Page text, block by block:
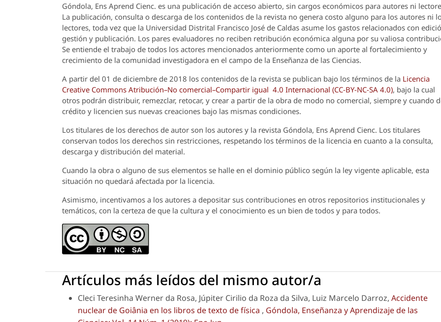
Góndola, Ens Aprend Cienc. es una publicación de acceso abierto, sin cargos económicos para autores ni
La publicación, consulta o descarga de los contenidos de la revista no genera costo alguno para los autores ni
lectores, toda vez que la Universidad Distrital Francisco José de Caldas asume los gastos relacionados con
gestión y publicación. Los pares evaluadores no reciben retribución económica alguna por su valiosa
Se entiende el trabajo de todos los actores mencionados anteriormente como un aporte al fortalecimiento y
crecimiento de la comunidad investigadora en el campo de la Enseñanza de las Ciencias.
A partir del 01 de diciembre de 2018 los contenidos de la revista se publican bajo los términos de la Licencia
Creative Commons Atribución–No comercial–Compartir igual 4.0 Internacional (CC-BY-NC-SA 4.0), bajo la cual
otros podrán distribuir, remezclar, retocar, y crear a partir de la obra de modo no comercial, siempre y cuando
crédito y licencien sus nuevas creaciones bajo las mismas condiciones.
Los titulares de los derechos de autor son los autores y la revista Góndola, Ens Aprend Cienc. Los titulares
conservan todos los derechos sin restricciones, respetando los términos de la licencia en cuanto a la consulta,
descarga y distribución del material.
Cuando la obra o alguno de sus elementos se halle en el dominio público según la ley vigente aplicable, esta
situación no quedará afectada por la licencia.
Asimismo, incentivamos a los autores a depositar sus contribuciones en otros repositorios institucionales y
temáticos, con la certeza de que la cultura y el conocimiento es un bien de todos y para todos.
Artículos más leídos del mismo autor/a
Cleci Teresinha Werner da Rosa, Júpiter Cirilio da Roza da Silva, Luiz Marcelo Darroz, Accidente
nuclear de Goiânia en los libros de texto de física , Góndola, Enseñanza y Aprendizaje de las